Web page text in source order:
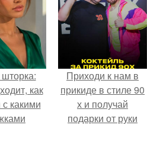
как
с какими
Приходи к нам в
прикиде в стиле 90
х и получай
подарки от руки